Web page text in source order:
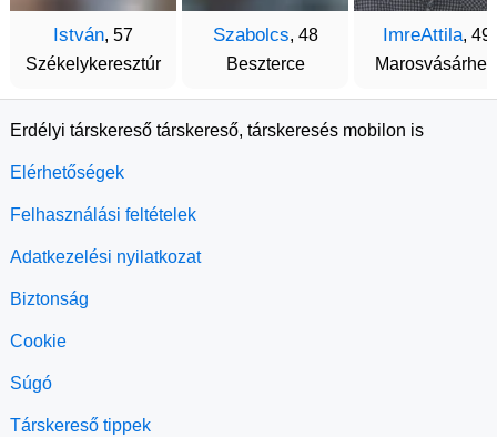
István, 57
Székelykeresztúr
Szabolcs, 48
Beszterce
ImreAttila, 49
Erdélyi társkereső társkereső, társkeresés mobilon is
Elérhetőségek
Felhasználási feltételek
Adatkezelési nyilatkozat
Biztonság
Cookie
Súgó
Társkereső tippek